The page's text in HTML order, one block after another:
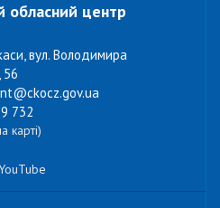
обласний центр
вул. Володимира
56
732
карті)